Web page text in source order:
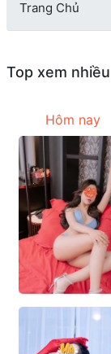
Trang Chủ
Top xem nhiều
Hôm nay